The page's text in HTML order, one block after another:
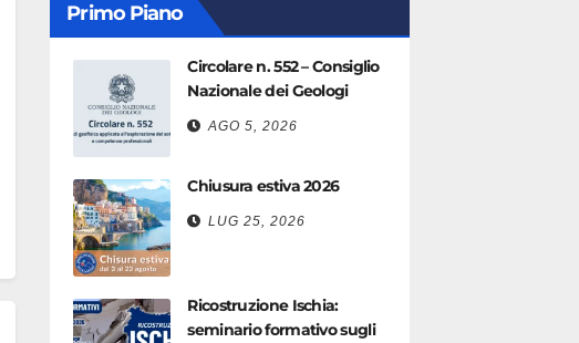
Primo Piano
Circolare n. 552 – Consiglio
Nazionale dei Geologi
AGO 5, 2026
Chiusura estiva 2026
LUG 25, 2026
Ricostruzione Ischia:
seminario formativo sugli